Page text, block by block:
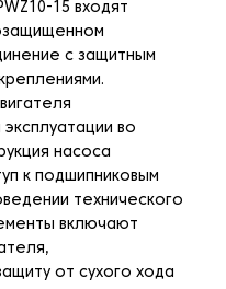
15 входят
с защитным
во
насоса
к подшипниковым
технического
включают
от сухого хода